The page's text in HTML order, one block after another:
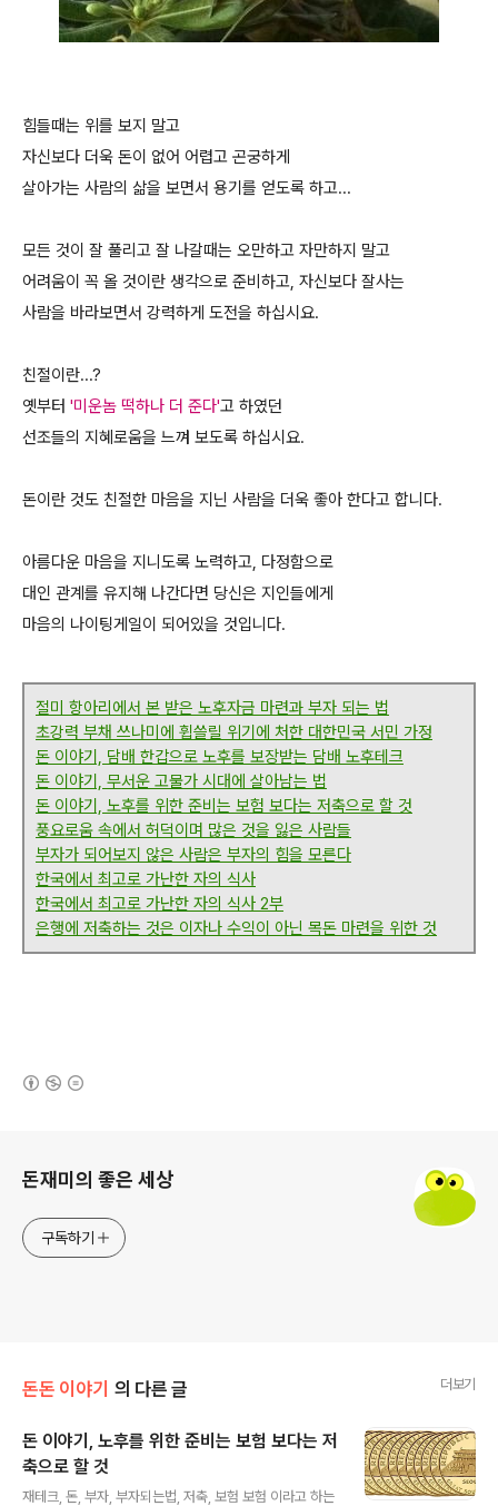
힘들때는 위를 보지 말고
자신보다 더욱 돈이 없어 어렵고 곤궁하게
살아가는 사람의 삶을 보면서 용기를 얻도록 하고...
모든 것이 잘 풀리고 잘 나갈때는 오만하고 자만하지 말고
어려움이 꼭 올 것이란 생각으로 준비하고, 자신보다 잘사는
사람을 바라보면서 강력하게 도전을 하십시요.
친절이란...?
옛부터 '미운놈 떡하나 더 준다'고 하였던
선조들의 지혜로움을 느껴 보도록 하십시요.
돈이란 것도 친절한 마음을 지닌 사람을 더욱 좋아 한다고 합니다.
아름다운 마음을 지니도록 노력하고, 다정함으로
대인 관계를 유지해 나간다면 당신은 지인들에게
마음의 나이팅게일이 되어있을 것입니다.
절미 항아리에서 본 받은 노후자금 마련과 부자 되는 법
초강력 부채 쓰나미에 휩쓸릴 위기에 처한 대한민국 서민 가정
돈 이야기, 담배 한갑으로 노후를 보장받는 담배 노후테크
돈 이야기, 무서운 고물가 시대에 살아남는 법
돈 이야기, 노후를 위한 준비는 보험 보다는 저축으로 할 것
풍요로움 속에서 허덕이며 많은 것을 잃은 사람들
부자가 되어보지 않은 사람은 부자의 힘을 모른다
한국에서 최고로 가난한 자의 식사
한국에서 최고로 가난한 자의 식사 2부
은행에 저축하는 것은 이자나 수익이 아닌 목돈 마련을 위한 것
돈재미의 좋은 세상
구독하기
돈돈 이야기 의 다른 글 더보기
돈 이야기, 노후를 위한 준비는 보험 보다는 저
축으로 할 것
재테크, 돈, 부자, 부자되는법, 저축, 보험 보험 이라고 하는